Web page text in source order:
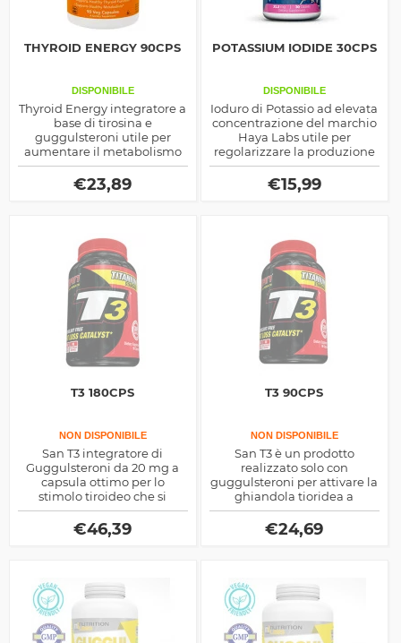
THYROID ENERGY 90CPS
DISPONIBILE
Thyroid Energy integratore a
base di tirosina e
guggulsteroni utile per
aumentare il metabolismo
basale attraverso gli ormoni
tiroidei prodotto da Now
Foods
€23,89
POTASSIUM IODIDE 30CPS
DISPONIBILE
Ioduro di Potassio ad elevata
concentrazione del marchio
Haya Labs utile per
regolarizzare la produzione
degli ormoni tiroidei
€15,99
T3 180CPS
NON DISPONIBILE
San T3 integratore di
Guggulsteroni da 20 mg a
capsula ottimo per lo
stimolo tiroideo che si
traduce in un dimagrimento
più veloce mediato
dall'utilizzo energetico del
€46,39
T3 90CPS
NON DISPONIBILE
San T3 è un prodotto
realizzato solo con
guggulsteroni per attivare la
ghiandola tioridea a
produrre più ormoni e
aumentare il metabolismo
€24,69